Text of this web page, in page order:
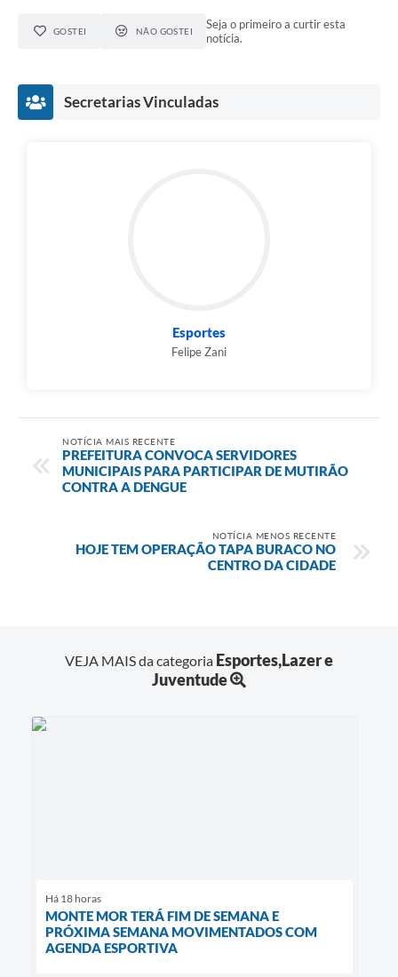
GOSTEI NÃO GOSTEI
Seja o primeiro a curtir esta
notícia.
Secretarias Vinculadas
Esportes
Felipe Zani
NOTÍCIA MAIS RECENTE
PREFEITURA CONVOCA SERVIDORES
MUNICIPAIS PARA PARTICIPAR DE MUTIRÃO
CONTRA A DENGUE
NOTÍCIA MENOS RECENTE
HOJE TEM OPERAÇÃO TAPA BURACO NO
CENTRO DA CIDADE
VEJA MAIS da categoria Esportes,Lazer e
Juventude
Há 18 horas
MONTE MOR TERÁ FIM DE SEMANA E
PRÓXIMA SEMANA MOVIMENTADOS COM
AGENDA ESPORTIVA